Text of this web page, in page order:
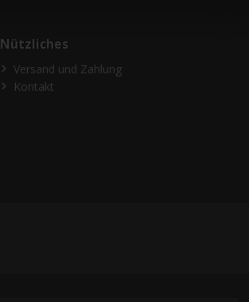
Nützliches
Versand und Zahlung
Kontakt